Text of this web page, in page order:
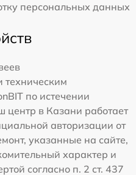
персональных данных
по истечении
центр в Казани работает
авторизации от
указанные на сайте,
характер и
согласно п. 2 ст. 437